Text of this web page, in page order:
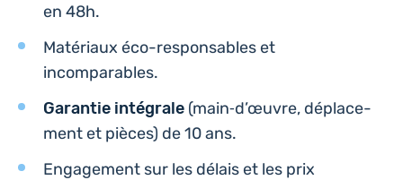
en 48h.
Maté­riaux éco-res­pon­sables et
incomparables.
Garan­tie inté­grale (main‑d’œuvre, dépla­ce­
ment et pièces) de 10 ans.
Enga­ge­ment sur les délais et les prix